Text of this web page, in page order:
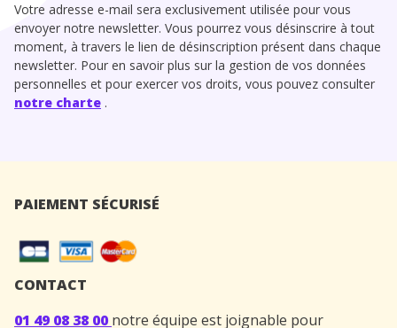
Votre adresse e-mail sera exclusivement utilisée pour vous
envoyer notre newsletter. Vous pourrez vous désinscrire à tout
moment, à travers le lien de désinscription présent dans chaque
newsletter. Pour en savoir plus sur la gestion de vos données
personnelles et pour exercer vos droits, vous pouvez consulter
notre charte .
PAIEMENT SÉCURISÉ
CONTACT
01 49 08 38 00 notre équipe est joignable pour